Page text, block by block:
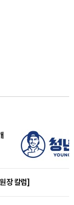
장 칼럼]